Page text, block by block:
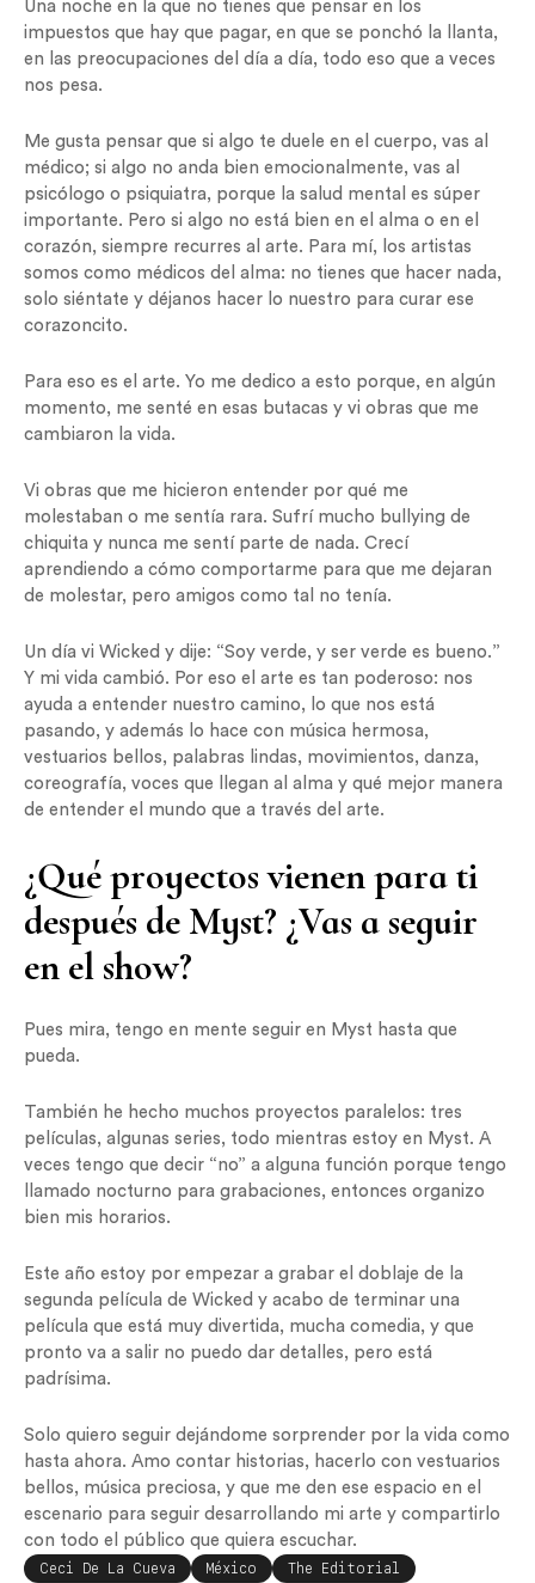
Una noche en la que no tienes que pensar en los
impuestos que hay que pagar, en que se ponchó la llanta,
en las preocupaciones del día a día, todo eso que a veces
nos pesa.
Me gusta pensar que si algo te duele en el cuerpo, vas al
médico; si algo no anda bien emocionalmente, vas al
psicólogo o psiquiatra, porque la salud mental es súper
importante. Pero si algo no está bien en el alma o en el
corazón, siempre recurres al arte. Para mí, los artistas
somos como médicos del alma: no tienes que hacer nada,
solo siéntate y déjanos hacer lo nuestro para curar ese
corazoncito.
Para eso es el arte. Yo me dedico a esto porque, en algún
momento, me senté en esas butacas y vi obras que me
cambiaron la vida.
Vi obras que me hicieron entender por qué me
molestaban o me sentía rara. Sufrí mucho bullying de
chiquita y nunca me sentí parte de nada. Crecí
aprendiendo a cómo comportarme para que me dejaran
de molestar, pero amigos como tal no tenía.
Un día vi Wicked y dije: “Soy verde, y ser verde es bueno.”
Y mi vida cambió. Por eso el arte es tan poderoso: nos
ayuda a entender nuestro camino, lo que nos está
pasando, y además lo hace con música hermosa,
vestuarios bellos, palabras lindas, movimientos, danza,
coreografía, voces que llegan al alma y qué mejor manera
de entender el mundo que a través del arte.
¿Qué proyectos vienen para ti
después de Myst? ¿Vas a seguir
en el show?
Pues mira, tengo en mente seguir en Myst hasta que
pueda.
También he hecho muchos proyectos paralelos: tres
películas, algunas series, todo mientras estoy en Myst. A
veces tengo que decir “no” a alguna función porque tengo
llamado nocturno para grabaciones, entonces organizo
bien mis horarios.
Este año estoy por empezar a grabar el doblaje de la
segunda película de Wicked y acabo de terminar una
película que está muy divertida, mucha comedia, y que
pronto va a salir no puedo dar detalles, pero está
padrísima.
Solo quiero seguir dejándome sorprender por la vida como
hasta ahora. Amo contar historias, hacerlo con vestuarios
bellos, música preciosa, y que me den ese espacio en el
escenario para seguir desarrollando mi arte y compartirlo
con todo el público que quiera escuchar.
Ceci De La Cueva México The Editorial